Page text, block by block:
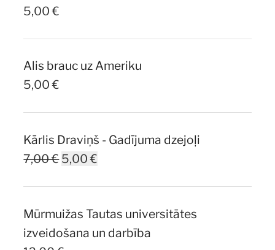
5,00€
Alis brauc uz Ameriku
5,00€
Kārlis Draviņš - Gadījuma dzejoļi
7,00€Original
7,00 €.
5,00€
5,00 €.
Mūrmuižas Tautas universitātes
izveidošana un darbība